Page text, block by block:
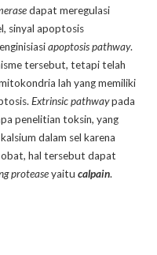
dapat meregulasi
sinyal apoptosis
apoptosis pathway.
tersebut, tetapi telah
lah yang memiliki
Extrinsic pathwaypada
penelitian toksin, yang
dalam sel karena
hal tersebut dapat
proteaseyaitu calpain.